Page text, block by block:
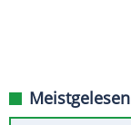
Meistgelesen